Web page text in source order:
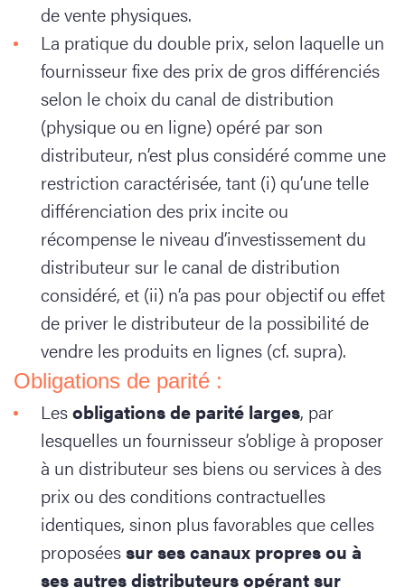
de vente physiques.
La pratique du double prix, selon laquelle un
fournisseur fixe des prix de gros différenciés
selon le choix du canal de distribution
(physique ou en ligne) opéré par son
distributeur, n’est plus considéré comme une
restriction caractérisée, tant (i) qu’une telle
différenciation des prix incite ou
récompense le niveau d’investissement du
distributeur sur le canal de distribution
considéré, et (ii) n’a pas pour objectif ou effet
de priver le distributeur de la possibilité de
vendre les produits en lignes (cf. supra).
Obligations de parité :
Lesobligations de parité larges, par
lesquelles un fournisseur s’oblige à proposer
à un distributeur ses biens ou services à des
prix ou des conditions contractuelles
identiques, sinon plus favorables que celles
proposéessur ses canaux propres ou à
ses autres distributeurs opérant sur